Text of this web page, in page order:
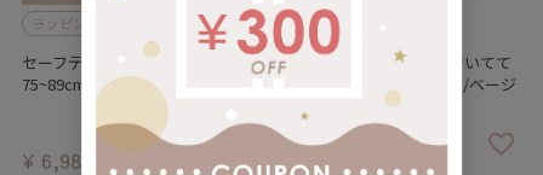
ラッピング対象外
セーフティウッディゲート(取付幅
75~89cm)
¥ 6,980
ラッピング対象外
まじきりゲート OITETE おいてて
拡張パネル2枚組 グレー/ベージ
¥ 6,980